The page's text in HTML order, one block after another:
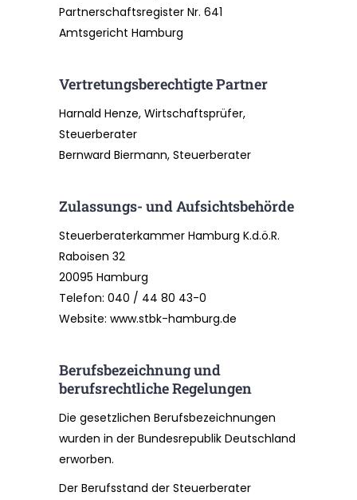
Partnerschaftsregister Nr. 641
Amtsgericht Hamburg
Vertretungsberechtigte Partner
Harnald Henze, Wirtschaftsprüfer,
Steuerberater
Bernward Biermann, Steuerberater
Zulassungs- und Aufsichtsbehörde
Steuerberaterkammer Hamburg K.d.ö.R.
Raboisen 32
20095 Hamburg
Telefon: 040 / 44 80 43-0
Website: www.stbk-hamburg.de
Berufsbezeichnung und
berufsrechtliche Regelungen
Die gesetzlichen Berufsbezeichnungen
wurden in der Bundesrepublik Deutschland
erworben.
Der Berufsstand der Steuerberater